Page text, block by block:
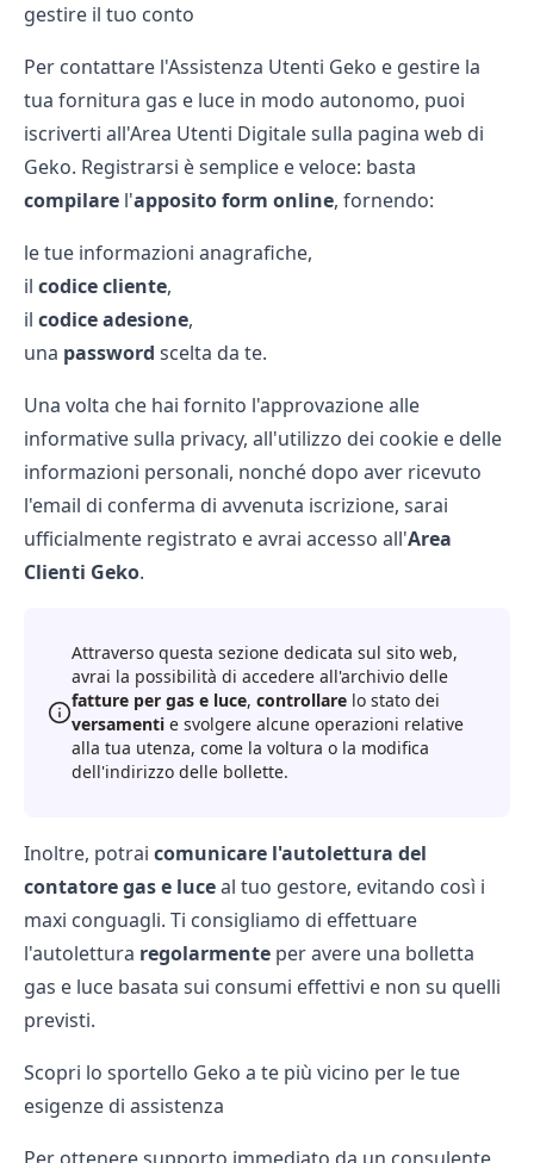
gestire il tuo conto
Per contattare l'Assistenza Utenti Geko e gestire la
tua fornitura gas e luce in modo autonomo, puoi
iscriverti all'Area Utenti Digitale sulla pagina web di
Geko. Registrarsi è semplice e veloce: basta
compilare l'apposito form online, fornendo:
le tue informazioni anagrafiche,
il codice cliente,
il codice adesione,
una password scelta da te.
Una volta che hai fornito l'approvazione alle
informative sulla privacy, all'utilizzo dei cookie e delle
informazioni personali, nonché dopo aver ricevuto
l'email di conferma di avvenuta iscrizione, sarai
ufficialmente registrato e avrai accesso all'Area
Clienti Geko.
Attraverso questa sezione dedicata sul sito web,
avrai la possibilità di accedere all'archivio delle
fatture per gas e luce, controllare lo stato dei
versamenti e svolgere alcune operazioni relative
alla tua utenza, come la voltura o la modifica
dell'indirizzo delle bollette.
Inoltre, potrai comunicare l'autolettura del
contatore gas e luceal tuo gestore, evitando così i
maxi conguagli. Ti consigliamo di effettuare
l'autolettura regolarmente per avere una bolletta
gas e luce basata sui consumi effettivi e non su quelli
previsti.
Scopri lo sportello Geko a te più vicino per le tue
esigenze di assistenza